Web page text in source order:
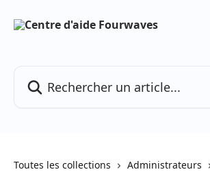
Toutes les collections Administrateurs